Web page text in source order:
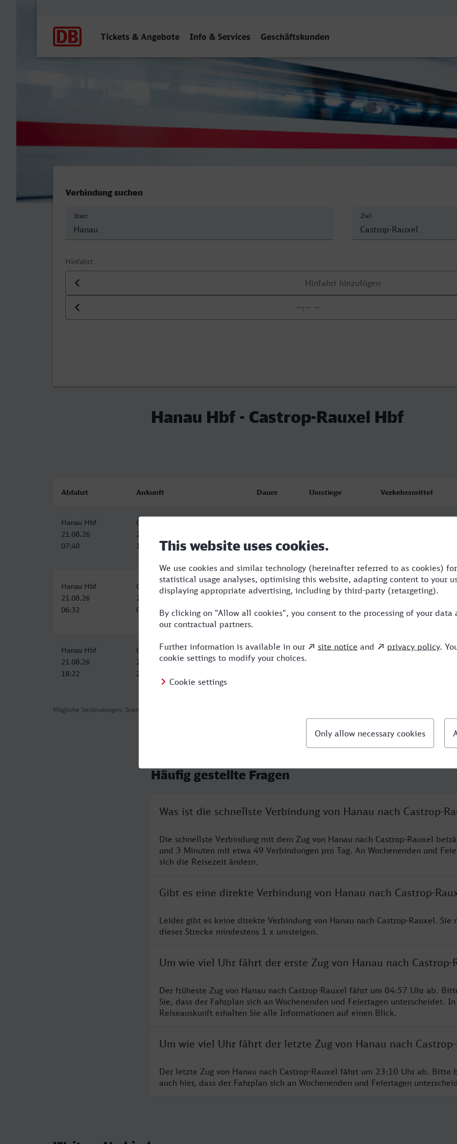
Tickets & Angebote Info & Services Geschäftskunden
Hanau Hbf - Castrop-Rauxel Hbf
Verbindung suchen
Start Ziel
Hinfahrt
Datum der Hinfahrt
Uhrzeit der Hinfahrt
Hanau Hbf - Castrop-Rauxel Hbf
Mögliche Verbindungen, Stand: 2026-08-07 03:47
Abfahrt Ankunft Dauer Umstiege Verkehrsmittel
Hanau Hbf
21.08.26
07:40
Castrop-Rauxel Hbf
21.08.26
10:43
Hanau Hbf
21.08.26
06:32
Castrop-Rauxel Hbf
21.08.26
09:43
3:11 ERB,ICE,HLB
Hanau Hbf
21.08.26
18:22
Castrop-Rauxel Hbf
21.08.26
21:43
3:21 2 RB,ICE,HLB
Häufig gestellte Fragen
Was ist die schnellste Verbindung von Hanau nach Castrop-
Die schnellste Verbindung mit dem Zug von Hanau nach Castrop-Rauxel
und 3 Minuten mit etwa 49 Verbindungen pro Tag. An Wochenenden und
sich die Reisezeit ändern.
Gibt es eine direkte Verbindung von Hanau nach Castrop-
Leider gibt es keine direkte Verbindung von Hanau nach Castrop-Rauxel. Sie
dieser Strecke mindestens 1 x umsteigen.
Um wie viel Uhr fährt der erste Zug von Hanau nach Castrop-
Der früheste Zug von Hanau nach Castrop-Rauxel fährt um 04:57 Uhr ab.
Sie, dass der Fahrplan sich an Wochenenden und Feiertagen unterscheidet.
Reiseauskunft erhalten Sie alle Informationen auf einen Blick.
Um wie viel Uhr fährt der letzte Zug von Hanau nach Castrop-
Der letzte Zug von Hanau nach Castrop-Rauxel fährt um 23:10 Uhr ab. Bitte
auch hier, dass der Fahrplan sich an Wochenenden und Feiertagen